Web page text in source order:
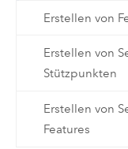
Erstellen von
Erstellen von
Stützpunkten
Erstellen von
Features